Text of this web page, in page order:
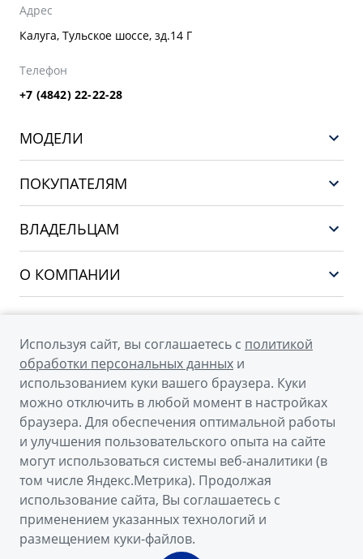
Адрес
Калуга, Тульское шоссе, зд.14 Г
Телефон
+7 (4842) 22-22-28
МОДЕЛИ
EX5
PREFACE
CITYRAY
ATLAS
OKAVANGO
MONJARO
ПОКУПАТЕЛЯМ
ВЛАДЕЛЬЦАМ
О КОМПАНИИ
Новости
Наша команда
Правовая информация
Контакты
Мы в соцсетях
© 2026
Официальный сайт Geely в России
Политика обработки персональных данных
Правовая информация
Используя сайт, вы соглашаетесь с политикой
обработки персональных данных и
использованием куки вашего браузера. Куки
можно отключить в любой момент в настройках
браузера. Для обеспечения оптимальной работы
и улучшения пользовательского опыта на сайте
могут использоваться системы веб-аналитики (в
том числе Яндекс.Метрика). Продолжая
использование сайта, Вы соглашаетесь с
применением указанных технологий и
размещением куки-файлов.